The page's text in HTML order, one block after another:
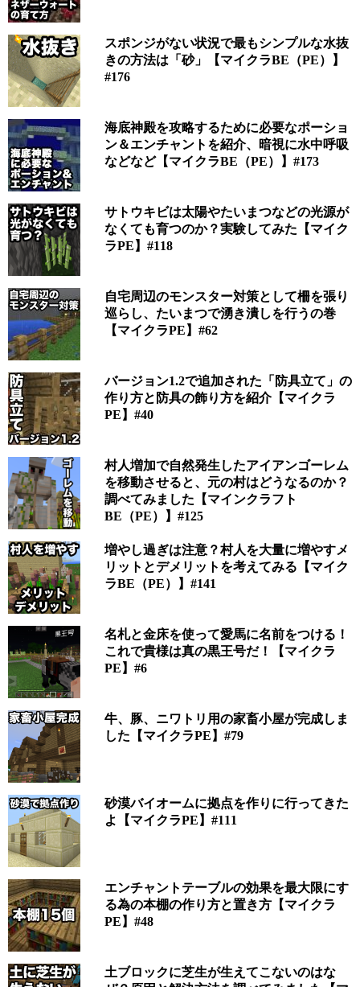
スポンジがない状況で最もシンプルな水抜
きの方法は「砂」【マイクラBE（PE）】
#176
海底神殿を攻略するために必要なポーショ
ン＆エンチャントを紹介、暗視に水中呼吸
などなど【マイクラBE（PE）】#173
サトウキビは太陽やたいまつなどの光源が
なくても育つのか？実験してみた【マイク
ラPE】#118
自宅周辺のモンスター対策として柵を張り
巡らし、たいまつで湧き潰しを行うの巻
【マイクラPE】#62
バージョン1.2で追加された「防具立て」の
作り方と防具の飾り方を紹介【マイクラ
PE】#40
村人増加で自然発生したアイアンゴーレム
を移動させると、元の村はどうなるのか？
調べてみました【マインクラフト
BE（PE）】#125
増やし過ぎは注意？村人を大量に増やすメ
リットとデメリットを考えてみる【マイク
ラBE（PE）】#141
名札と金床を使って愛馬に名前をつける！
これで貴様は真の黒王号だ！【マイクラ
PE】#6
牛、豚、ニワトリ用の家畜小屋が完成しま
した【マイクラPE】#79
砂漠バイオームに拠点を作りに行ってきた
よ【マイクラPE】#111
エンチャントテーブルの効果を最大限にす
る為の本棚の作り方と置き方【マイクラ
PE】#48
土ブロックに芝生が生えてこないのはな